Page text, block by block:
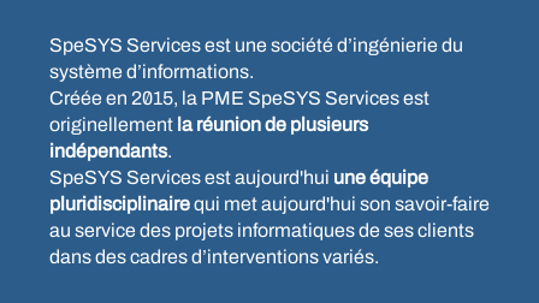
SpeSYS Services est une société d’ingénierie du
système d’informations.
Créée en 2015, la PME SpeSYS Services est
originellement la réunion de plusieurs
indépendants.
SpeSYS Services est aujourd'hui une équipe
pluridisciplinairequi met aujourd'hui son savoir-faire
au service des projets informatiques de ses clients
dans des cadres d’interventions variés.